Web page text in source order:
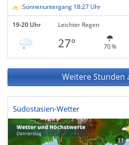
Sonnenuntergang 18:27 Uhr
19-20 Uhr Leichter Regen
27° 70 %
Weitere Stunden
Südostasien-Wetter